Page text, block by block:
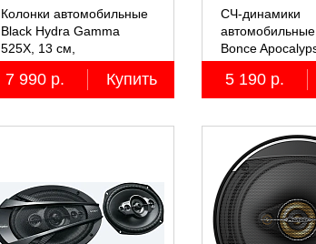
Колонки автомобильные
Black Hydra Gamma
525X, 13 см,
коаксиальные
двухполосные, 2 шт.
7 990 р. Купить
СЧ-динамики
Bonce
M61SE PRO
5 190 р.